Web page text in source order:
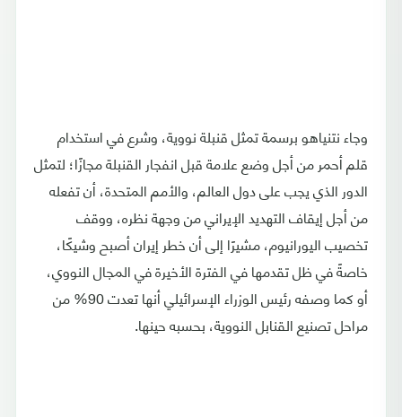
وجاء نتنياهو برسمة تمثل قنبلة نووية، وشرع في استخدام
قلم أحمر من أجل وضع علامة قبل انفجار القنبلة مجازًا؛ لتمثل
الدور الذي يجب على دول العالم، والأمم المتحدة، أن تفعله
من أجل إيقاف التهديد الإيراني من وجهة نظره، ووقف
تخصيب اليورانيوم، مشيرًا إلى أن خطر إيران أصبح وشيكًا،
خاصةً في ظل تقدمها في الفترة الأخيرة في المجال النووي،
أو كما وصفه رئيس الوزراء الإسرائيلي أنها تعدت 90% من
مراحل تصنيع القنابل النووية، بحسبه حينها.